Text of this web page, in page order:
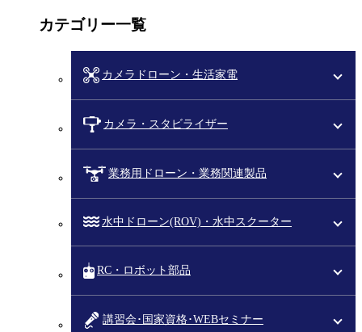
カテゴリー一覧
カメラドローン・生活家電
カメラ・スタビライザー
業務用ドローン・業務関連製品
水中ドローン(ROV)・水中スクーター
RC・ロボット部品
講習会･国家資格･WEBセミナー